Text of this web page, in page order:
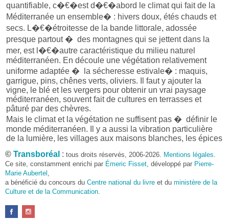
quantifiable, c�€�est d�€�abord le climat qui fait de la
Méditerranée un ensemble� : hivers doux, étés chauds et
secs. L�€�étroitesse de la bande littorale, adossée
presque partout � des montagnes qui se jettent dans la
mer, est l�€�autre caractéristique du milieu naturel
méditerranéen. En découle une végétation relativement
uniforme adaptée � la sécheresse estivale� : maquis,
garrigue, pins, chênes verts, oliviers. Il faut y ajouter la
vigne, le blé et les vergers pour obtenir un vrai paysage
méditerranéen, souvent fait de cultures en terrasses et
pâturé par des chèvres.
Mais le climat et la végétation ne suffisent pas � définir le
monde méditerranéen. Il y a aussi la vibration particulière
de la lumière, les villages aux maisons blanches, les épices
et les saveurs, un sens profond de l�€�hospitalité, une
certaine langueur, le rituel de la sieste méridienne ou de la
promenade du soir sur la corniche�€�, détails et
sensations qui font que l�€�on se sent en Méditerranée.
Car ce ne sont pas seulement les mêmes paysages que
Bleue� », mais également des traditions, des modes de
© Transboréal : tous droits réservés, 2006-2026. Mentions légales.
Ce site, constamment enrichi par Émeric Fisset, développé par Pierre-
Marie Aubertel ,
a bénéficié du concours du Centre national du livre et du ministère de la
Culture et de la Communication.